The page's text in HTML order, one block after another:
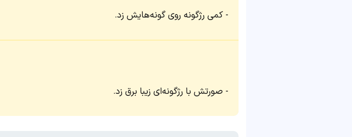
کمی رژگونه روی گونه‌هایش زد.
صورتش با رژگونه‌ای زیبا برق زد.